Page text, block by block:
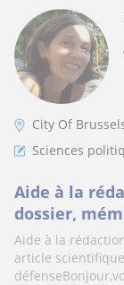
City Of
Sciences
Aide à la
dossier,
thèse -
Aide à la
article